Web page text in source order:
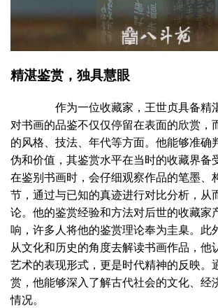
精湛鉴赏，独具慧眼
作为一位收藏家，王世贞具备精
对书画的品鉴不仅仅停留在表面的欣赏，
的风格、技法、年代等方面。他能够准确
伪和价值，其鉴赏水平在当时的收藏界备
在鉴别书画时，会仔细观察作品的笔墨、
节，通过与已知的真迹进行对比分析，从
论。他的鉴赏经验和方法对后世的收藏家
响，许多人将他的鉴赏理论奉为圭臬。此
从文化和历史的角度去解读书画作品，他
艺术的表现形式，更是时代精神的反映。
赏，他能够深入了解古代社会的文化、经
情况。